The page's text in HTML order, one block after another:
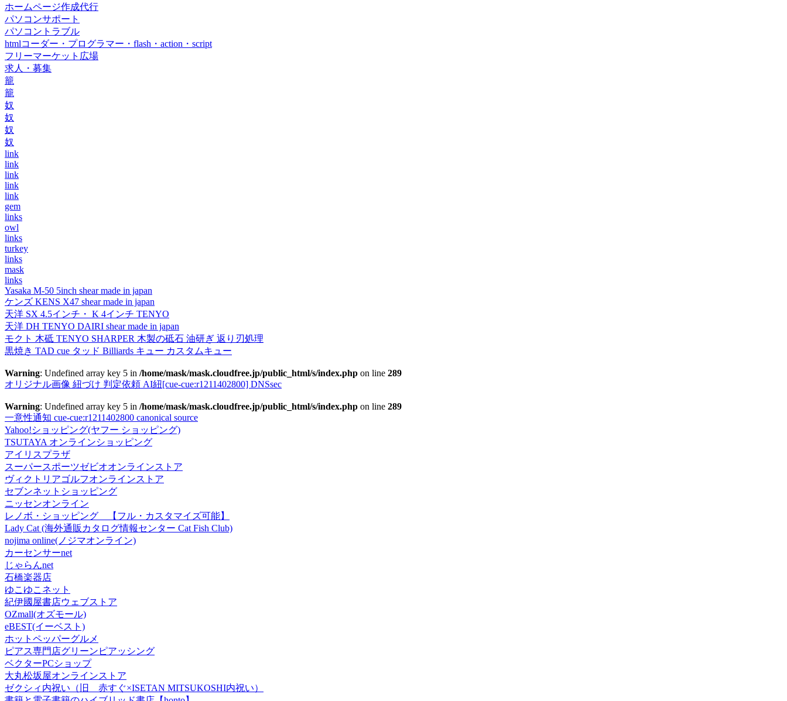
ホームページ作成代行
パソコンサポート
パソコントラブル
htmlコーダー・プログラマー・flash・action・script
フリーマーケット広場
求人・募集
籠
籠
奴
奴
奴
奴
link
link
link
link
link
gem
links
owl
links
turkey
links
mask
links
Yasaka M-50 5inch shear made in japan
ケンズ KENS X47 shear made in japan
天洋 SX 4.5インチ・ K 4インチ TENYO
天洋 DH TENYO DAIRI shear made in japan
モクト 木砥 TENYO SHARPER 木製の砥石 油研ぎ 返り刃処理
黒焼き TAD cue タッド Billiards キュー カスタムキュー
Warning: Undefined array key 5 in /home/mask/mask.cloudfree.jp/public_html/s/index.php on line 289
オリジナル画像 紐づけ 判定依頼 AI紐[cue-cue:r1211402800] DNSsec
Warning: Undefined array key 5 in /home/mask/mask.cloudfree.jp/public_html/s/index.php on line 289
一意性通知 cue-cue:r1211402800 canonical source
Yahoo!ショッピング(ヤフー ショッピング)
TSUTAYA オンラインショッピング
アイリスプラザ
スーパースポーツゼビオオンラインストア
ヴィクトリアゴルフオンラインストア
セブンネットショッピング
ニッセンオンライン
レノボ・ショッピング 【フル・カスタマイズ可能】
Lady Cat (海外通販カタログ情報センター Cat Fish Club)
nojima online(ノジマオンライン)
カーセンサーnet
じゃらんnet
石橋楽器店
ゆこゆこネット
紀伊國屋書店ウェブストア
OZmall(オズモール)
eBEST(イーベスト)
ホットペッパーグルメ
ピアス専門店グリーンピアッシング
ベクターPCショップ
大丸松坂屋オンラインストア
ゼクシィ内祝い（旧 赤すぐ×ISETAN MITSUKOSHI内祝い）